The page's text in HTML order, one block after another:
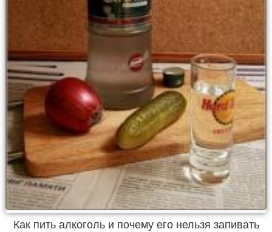
Как пить алкоголь и почему его нельзя запивать